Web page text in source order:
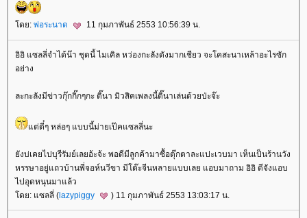
ดย: พ่อระนาด 11 กุมภาพันธ์ 2553 10:56:39 น.
อิอิ แซลลี่จำได้น๊า ชุดนี้ ไมเคิล หว่องกะลังดังมากเชียว จะโคสะนาเหล้าอะไรซัก
อย่าง
ละกะลังมีข่าวกุ๊กกิ๊กๆกะ ติ๊นา มิวสิคเพลงนี้ติ๊นาเล่นด้วยป่ะจ๊ะ
ต่ตี๋ๆ หล่อๆ แบบนี้ม่ายเป๊คแซลลี่นะ
ังบ่เคยไปบุรีรัมย์เลยอ้ะจ้ะ พอดีมีลูกค้ามาซื้อตุ๊กตาละแปะเวบมา เห็นเป็นร้านวัง
หรรษาอยู่แถวบ้านพี่จอห์นวีขา มีโต๊ะจีนหลายแบบเลย แอบมาถาม อิอิ ดีจังแอบ
ไปอุดหนุนมาแล้ว
ดย: แซลลี่ (lazypiggy ) 11 กุมภาพันธ์ 2553 13:03:17 น.